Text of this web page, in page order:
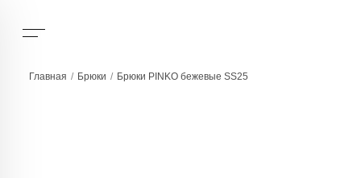
Главная / Брюки / Брюки PINKO бежевые SS25